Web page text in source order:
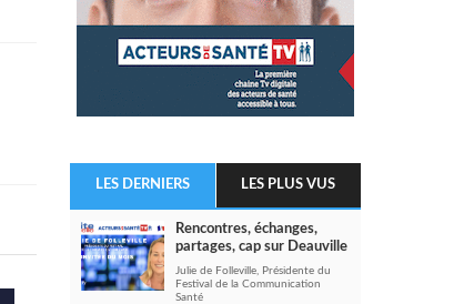
LES DERNIERS LES PLUS VUS
Rencontres, échanges,
partages, cap sur Deauville
Julie de Folleville, Présidente du
Festival de la Communication
Santé